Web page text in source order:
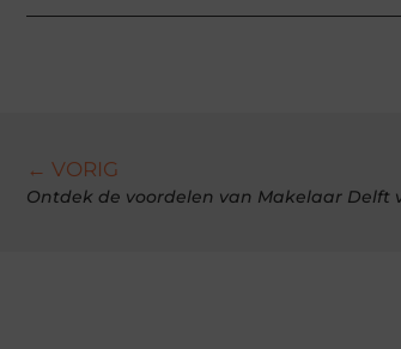
← VORIG
Ontdek de voordelen van Makelaar Delft